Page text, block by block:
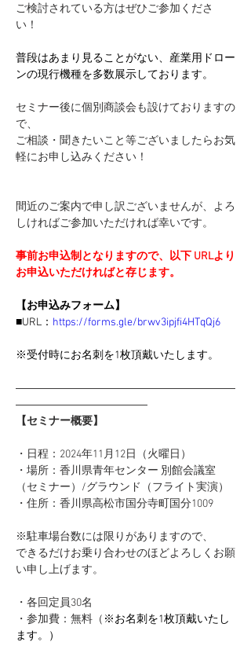
ご検討されている方はぜひご参加くださ
い！
普段はあまり見ることがない、産業用ドロー
ンの現行機種を多数展示しております。
セミナー後に個別商談会も設けておりますの
で、
ご相談・聞きたいこと等ございましたらお気
軽にお申し込みください！
間近のご案内で申し訳ございませんが、よろ
しければご参加いただければ幸いです。
事前お申込制となりますので、以下 URLより
お申込いただければと存じます。
【お申込みフォーム】
■URL： https://forms.gle/brwv3ipjfi4HTqQj6
※受付時にお名刺を1枚頂戴いたします。
――――――――――――――――――――
――――――――――――
【セミナー概要】
・日程：2024年11月12日（火曜日）
・場所：香川県青年センター 別館会議室
（セミナー）/グラウンド（フライト実演）
・住所：香川県高松市国分寺町国分1009
※駐車場台数には限りがありますので、
できるだけお乗り合わせのほどよろしくお願
い申し上げます。
・各回定員30名
・参加費：無料（ ※お名刺を1枚頂戴いたし
ます。）